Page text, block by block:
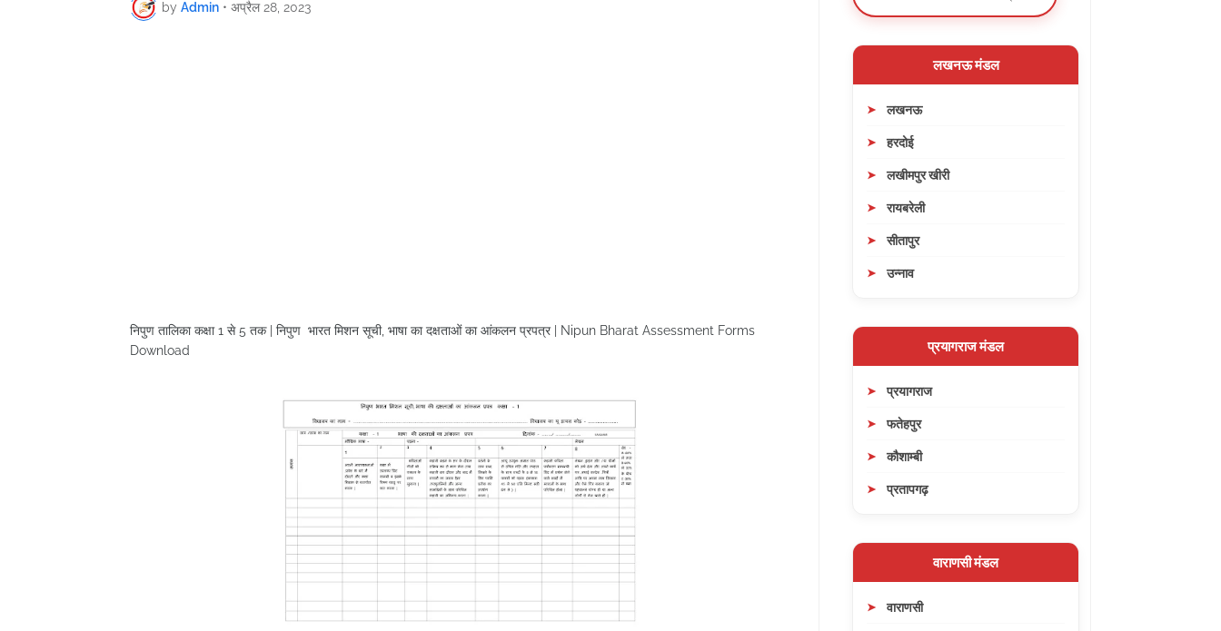
by Admin • अप्रैल 28, 2023
निपुण तालिका कक्षा 1 से 5 तक | निपुण भारत मिशन सूची, भाषा का दक्षताओं का आंकलन प्रपत्र | Nipun Bharat Assessment Forms
Download
लखनऊ मंडल
लखनऊ
हरदोई
लखीमपुर खीरी
रायबरेली
सीतापुर
उन्नाव
प्रयागराज मंडल
प्रयागराज
फतेहपुर
कौशाम्बी
प्रतापगढ़
वाराणसी मंडल
वाराणसी